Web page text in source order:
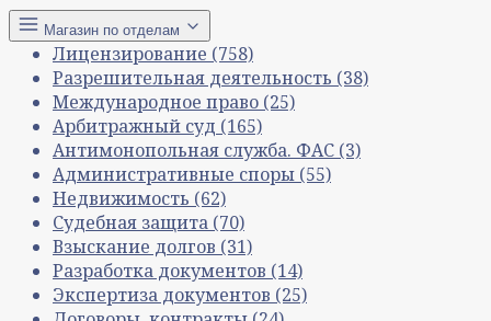
Магазин по отделам
Лицензирование (758)
Разрешительная деятельность (38)
Международное право (25)
Арбитражный суд (165)
Антимонопольная служба. ФАС (3)
Административные споры (55)
Недвижимость (62)
Судебная защита (70)
Взыскание долгов (31)
Разработка документов (14)
Экспертиза документов (25)